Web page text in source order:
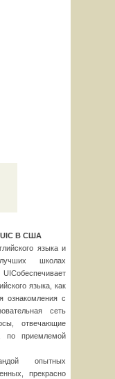
UIC В США
языка и
школах
языка, как
ознакомления с
сеть
отвечающие
по приемлемой
опытных
прекрасно